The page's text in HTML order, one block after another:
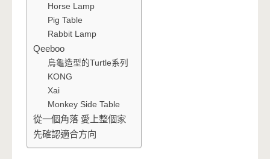
Horse Lamp
Pig Table
Rabbit Lamp
Qeeboo
烏龜造型的Turtle系列
KONG
Xai
Monkey Side Table
從一個角落 愛上整個家
先確認適合方向